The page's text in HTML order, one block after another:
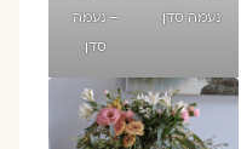
נעמה סדן
– נעמה
סדן